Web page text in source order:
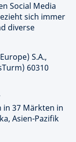
Social Media
sich immer
diverse
S.A.,
60310
37 Märkten in
Asien-Pazifik